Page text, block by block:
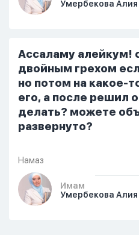
стало очень обидно,
проснулся и
я рассказала о
я сказала ему:...
Умербекова Алия
Ассаламу алейкум!
двойным грехом
но потом на какое-
его, а после решил
делать? можете
развернуто?
Намаз
Имам
Умербекова Алия